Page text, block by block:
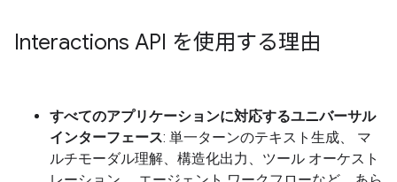
Interactions API を使用する理由
すべてのアプリケーションに対応するユニバーサル
インターフェース: 単一ターンのテキスト生成、 マ
ルチモーダル理解、構造化出力、ツール オーケスト